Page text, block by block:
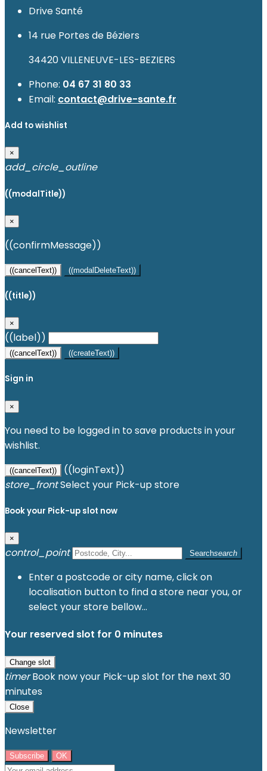
Drive Santé
14 rue Portes de Béziers
34420 VILLENEUVE-LES-BEZIERS
Phone: 04 67 31 80 33
Email: contact@drive-sante.fr
Add to wishlist
×
add_circle_outline
((modalTitle))
×
((confirmMessage))
((cancelText)) ((modalDeleteText))
((title))
×
((label))
((cancelText)) ((createText))
Sign in
×
You need to be logged in to save products in your
wishlist.
((cancelText))
((loginText))
store_frontSelect your Pick-up store
Book your Pick-up slot now
×
control_point Searchsearch
Enter a postcode or city name, click on
localisation button to find a store near you, or
select your store bellow...
Your reserved slot for 0 minutes
Change slot
timerBook now your Pick-up slot for the next 30
minutes
Close
Newsletter